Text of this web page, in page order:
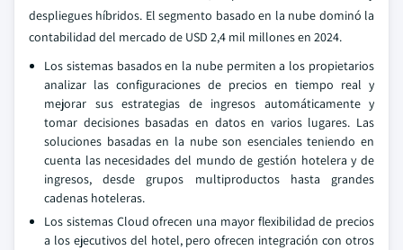
despliegues híbridos. El segmento basado en la nube dominó la
contabilidad del mercado de USD 2,4 mil millones en 2024.
Los sistemas basados en la nube permiten a los propietarios
analizar las configuraciones de precios en tiempo real y
mejorar sus estrategias de ingresos automáticamente y
tomar decisiones basadas en datos en varios lugares. Las
soluciones basadas en la nube son esenciales teniendo en
cuenta las necesidades del mundo de gestión hotelera y de
ingresos, desde grupos multiproductos hasta grandes
cadenas hoteleras.
Los sistemas Cloud ofrecen una mayor flexibilidad de precios
a los ejecutivos del hotel, pero ofrecen integración con otros